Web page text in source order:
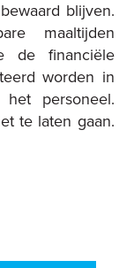
blijven.
maaltijden
de financiële
worden in
het personeel.
te laten gaan.